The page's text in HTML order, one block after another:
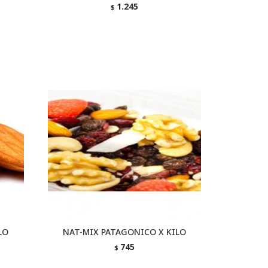
$ 1.245
NAT-MIX PATAGONICO X KILO
$ 745